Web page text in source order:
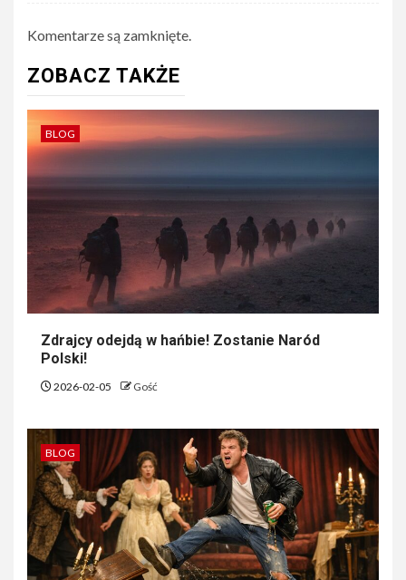
Komentarze są zamknięte.
ZOBACZ TAKŻE
BLOG
Zdrajcy odejdą w hańbie! Zostanie Naród
Polski!
2026-02-05 Gość
BLOG